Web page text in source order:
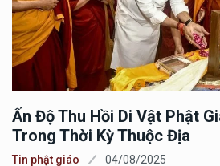
Ấn Độ Thu Hồi Di Vật Phật
Trong Thời Kỳ Thuộc Địa
Tin phật giáo 04/08/2025